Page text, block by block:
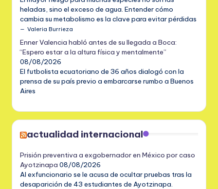
heladas, sino el exceso de agua. Entender cómo
cambia su metabolismo es la clave para evitar pérdidas
Valeria Burrieza
Enner Valencia habló antes de su llegada a Boca:
“Espero estar a la altura física y mentalmente”
08/08/2026
El futbolista ecuatoriano de 36 años dialogó con la
prensa de su país previo a embarcarse rumbo a Buenos
Aires
actualidad internacional
Prisión preventiva a exgobernador en México por caso
Ayotzinapa 08/08/2026
Al exfuncionario se le acusa de ocultar pruebas tras la
desaparición de 43 estudiantes de Ayotzinapa.